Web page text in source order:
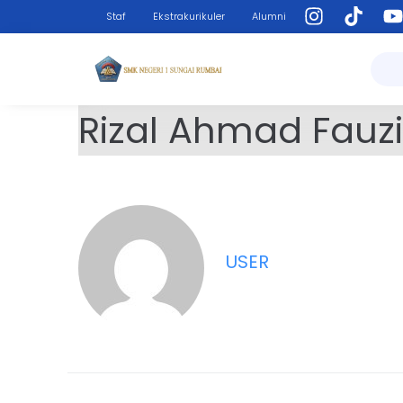
Staf Ekstrakurikuler Alumni
Rizal Ahmad Fauzi
USER